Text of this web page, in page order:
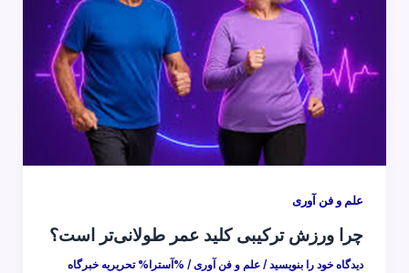
علم و فن آوری
چرا ورزش ترکیبی کلید عمر طولانی‌تر است؟
دیدگاه‌ خود را بنویسید / علم و فن آوری/ %آسترا% تحریریه خبرگاه